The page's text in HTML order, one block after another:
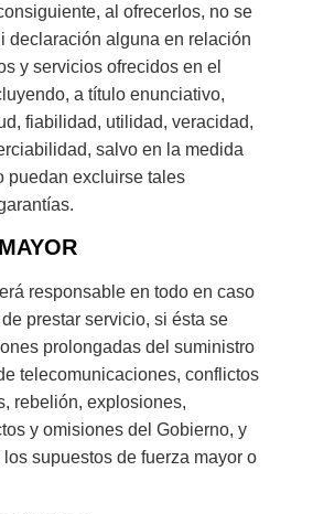
al ofrecerlos, no se
declaración alguna en relación
y servicios ofrecidos en el
a título enunciativo,
fiabilidad, utilidad, veracidad,
salvo en la medida
puedan excluirse tales
responsable en todo en caso
prestar servicio, si ésta se
prolongadas del suministro
telecomunicaciones, conflictos
rebelión, explosiones,
y omisiones del Gobierno, y
supuestos de fuerza mayor o